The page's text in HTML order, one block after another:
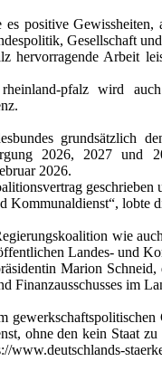
positive
Gesellschaft
hervorragende Arbeit
pfalz wird
grundsätzlich
2026, 2027 und
2026.
Kommunaldienst“, lobte
wie
Landes- und
Marion
Finanzausschusses im
ohne den kein Staat
www.deutschlands-